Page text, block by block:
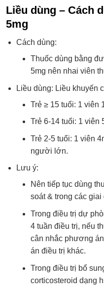
Liều dùng – Cách
5mg
Cách dùng:
Thuốc dùng bằng
5mg nên nhai viên
Liều dùng: Liều khuyến
Trẻ ≥ 15 tuổi: 1 viên
Trẻ 6-14 tuổi: 1 viên
Trẻ 2-5 tuổi: 1 viên
người lớn.
Lưu ý:
Nên tiếp tục dùng
soát & trong các
Trong điều trị dự
4 tuần điều trị, nếu
cân nhắc phương
án điều trị khác.
Trong điều trị bổ
corticosteroid dạng